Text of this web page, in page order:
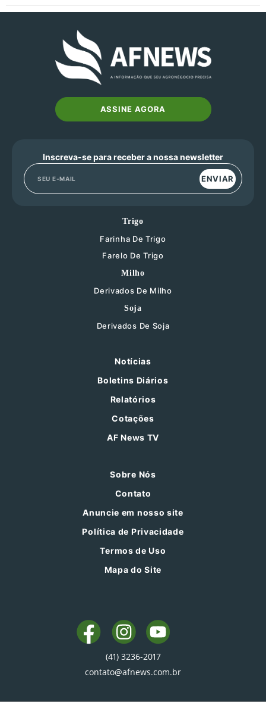
ASSINE AGORA
Inscreva-se para receber a nossa newsletter
ENVIAR
Trigo
Farinha De Trigo
Farelo De Trigo
Milho
Derivados De Milho
Soja
Derivados De Soja
Notícias
Boletins Diários
Relatórios
Cotações
AF News TV
Sobre Nós
Contato
Anuncie em nosso site
Política de Privacidade
Termos de Uso
Mapa do Site
(41) 3236-2017
contato@afnews.com.br